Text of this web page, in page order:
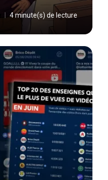
4 minute(s) de lecture